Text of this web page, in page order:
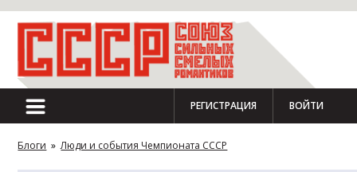
РЕГИСТРАЦИЯ ВОЙТИ
Блоги » Люди и события Чемпионата СССР